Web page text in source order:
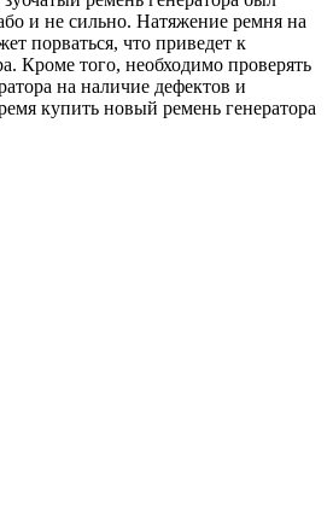
и не сильно. Натяжение ремня на
порваться, что приведет к
Кроме того, необходимо проверять
на наличие дефектов и
купить новый ремень генератора